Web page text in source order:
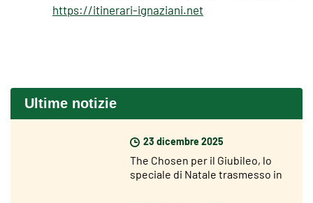
https://itinerari-ignaziani.net
Ultime notizie
23 dicembre 2025
The Chosen per il Giubileo, lo
speciale di Natale trasmesso in